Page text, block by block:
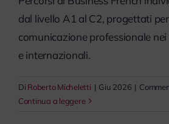
dal livello A1 al C2, progettati
comunicazione professionale
e internazionali.
Di Roberto Micheletti | Giu 2026 |
Continua a leggere